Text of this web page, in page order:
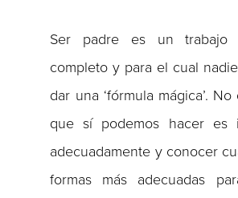
Ser padre es un trabajo
completo y para el cual
dar una ‘fórmula mágica’.
que sí podemos hacer es
adecuadamente y conocer
formas más adecuadas